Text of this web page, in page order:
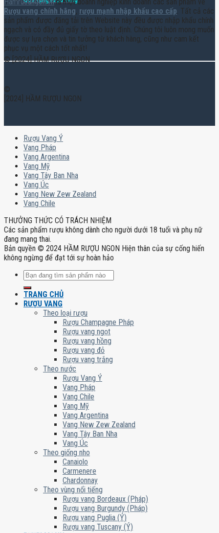
Hamruoungon.vnlà một doanh nghiệp kinh doanh các sản phẩm về
Rượu vang chính hãng, rượu mạnh nhập khẩu cao cấp. Tất cả các
sản phẩm được đăng tải trên Website này đều được nhập khẩu chính
ngạch và có đầy đủ giấy tờ theo luật định. Chúng tôi luôn mong muốn
được sự lựa chọn và tin tưởng từ khách hàng, cũng như cam kết
phục vụ một cách tốt nhất!
© [2024] HẦM RƯỢU NGON
©
[2024] HẦM RƯỢU NGON
Rượu Vang Ý
Vang Pháp
Vang Argentina
Vang Mỹ
Vang Tây Ban Nha
Vang Úc
Vang New Zew Zealand
Vang Chile
THƯỞNG THỨC CÓ TRÁCH NHIỆM
Các sản phẩm rượu không dành cho người dưới 18 tuổi và phụ nữ
đang mang thai.
Bản quyền © 2024 HẦM RƯỢU NGON Hiện thân của sự cống hiến
không ngừng để đạt tới sự hoàn hảo
Tìm
TRANG CHỦ
RƯỢU VANG
Theo loại rượu
Rượu Champagne Pháp
Rượu vang ngọt
Rượu vang hồng
Rượu vang đỏ
Rượu vang trắng
Theo nước
Rượu Vang Ý
Vang Pháp
Vang Chile
Vang Mỹ
Vang Argentina
Vang New Zew Zealand
Vang Tây Ban Nha
Vang Úc
Theo giống nho
Canaiolo
Carmenere
Chardonnay
Theo vùng nổi tiếng
Rượu vang Bordeaux (Pháp)
Rượu vang Burgundy (Pháp)
Rượu vang Puglia (Ý)
Rượu vang Tuscany (Ý)